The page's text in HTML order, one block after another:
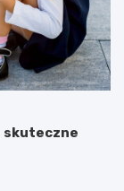
skuteczne